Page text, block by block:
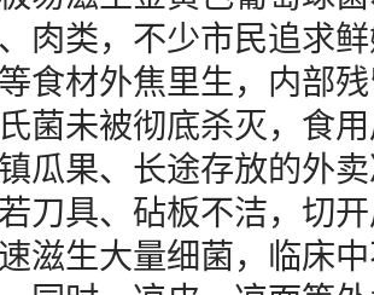
肉类，不少市民追求
食材外焦里生，内部
菌未被彻底杀灭，食
瓜果、长途存放的外
刀具、砧板不洁，切
滋生大量细菌，临床